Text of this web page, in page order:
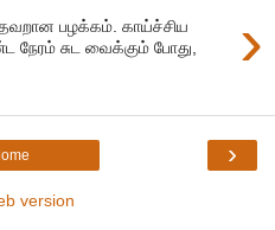
›
தவறான பழக்கம். காய்ச்சிய
நேரம் சுட வைக்கும் போது,
›
version